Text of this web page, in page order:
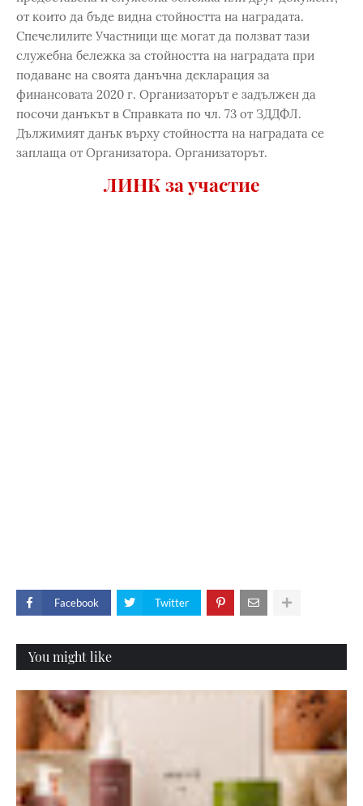
от които да бъде видна стойността на наградата.
Спечелилите Участници ще могат да ползват тази
служебна бележка за стойността на наградата при
подаване на своята данъчна декларация за
финансовата 2020 г. Организаторът е задължен да
посочи данъкът в Справката по чл. 73 от ЗДДФЛ.
Дължимият данък върху стойността на наградата се
заплаща от Организатора. Организаторът.
ЛИНК за участие
Facebook Twitter
You might like